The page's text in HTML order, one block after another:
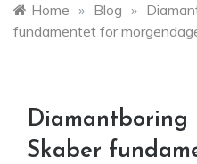
Home » Blog »
fundamentet for
Diamantboring
Skaber